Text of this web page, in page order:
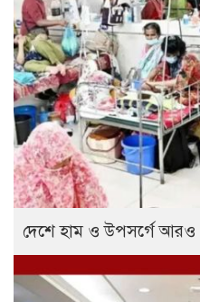
দেশে হাম ও উপসর্গে